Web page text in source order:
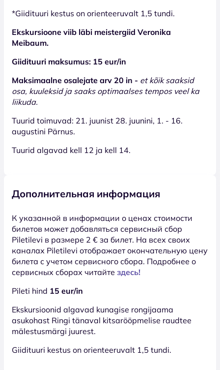
*Giidituuri kestus on orienteeruvalt 1,5 tundi.
Ekskursioone viib läbi meistergiid Veronika
Meibaum.
Giidituuri maksumus: 15 eur/in
Maksimaalne osalejate arv 20 in - et kõik saaksid
osa, kuuleksid ja saaks optimaalses tempos veel ka
liikuda.
Tuurid toimuvad: 21. juunist 28. juunini, 1. - 16.
augustini Pärnus.
Tuurid algavad kell 12 ja kell 14.
Дополнительная информация
К указанной в информации о ценах стоимости
билетов может добавляться сервисный сбор
Piletilevi в размере 2 € за билет. На всех своих
каналах Piletilevi отображает окончательную цену
билета с учетом сервисного сбора. Подробнее о
сервисных сборах читайте здесь!
Pileti hind 15 eur/in
Ekskursioonid algavad kunagise rongijaama
asukohast Ringi tänaval kitsarööpmelise raudtee
mälestusmärgi juurest.
Giidituuri kestus on orienteeruvalt 1,5 tundi.